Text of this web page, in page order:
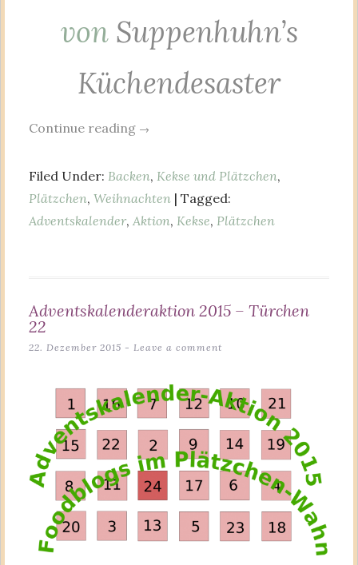
von Suppenhuhn’s
Küchendesaster
Continue reading →
Filed Under: Backen, Kekse und Plätzchen,
Plätzchen, Weihnachten | Tagged:
Adventskalender, Aktion, Kekse, Plätzchen
Adventskalenderaktion 2015 – Türchen
22
22. Dezember 2015 Leave a comment